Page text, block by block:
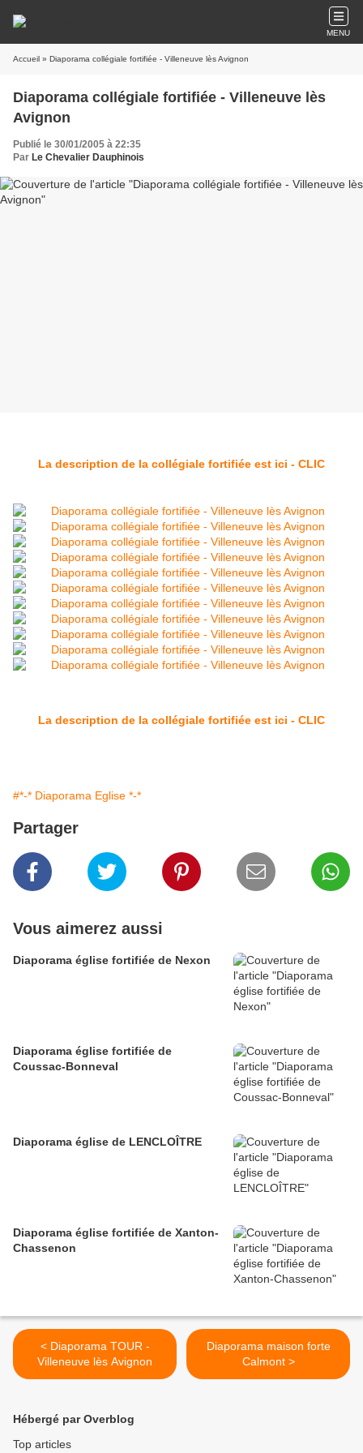
MENU
Accueil » Diaporama collégiale fortifiée - Villeneuve lès Avignon
Diaporama collégiale fortifiée - Villeneuve lès
Avignon
Publié le 30/01/2005 à 22:35
Par Le Chevalier Dauphinois
La description de la collégiale fortifiée est ici - CLIC
La description de la collégiale fortifiée est ici - CLIC
#*-* Diaporama Eglise *-*
Partager
Vous aimerez aussi
Diaporama église fortifiée de Nexon
Diaporama église fortifiée de
Coussac-Bonneval
Diaporama église de LENCLOÎTRE
Diaporama église fortifiée de Xanton-
Chassenon
< Diaporama TOUR -
Villeneuve lès Avignon
Diaporama maison forte
Calmont >
Hébergé par Overblog
Top articles